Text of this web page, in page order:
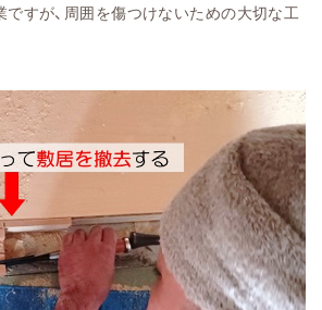
すが、周囲を傷つけないための大切な工